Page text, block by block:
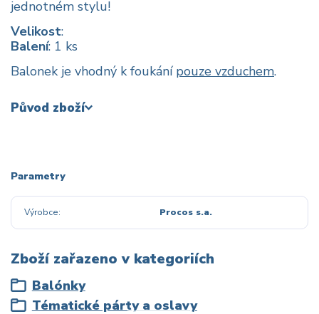
jednotném stylu!
Velikost:
Balení: 1 ks
Balonek je vhodný k foukání pouze vzduchem.
Původ zboží
Parametry
Výrobce Procos s.a.
Zboží zařazeno v kategoriích
Balónky
Tématické párty a oslavy